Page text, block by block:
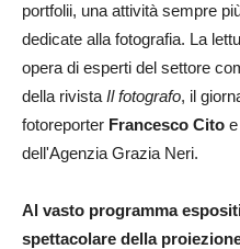
portfolii, una attività sempre
dedicate alla fotografia. La
opera di esperti del settore
della rivista Il fotografo, il
fotoreporter Francesco Cito e
dell'Agenzia Grazia Neri.
Al vasto programma
spettacolare della